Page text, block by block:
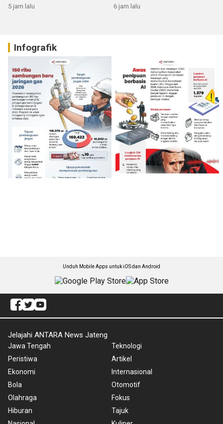
5 jam lalu 6 jam lalu
Infografik
Unduh Mobile Apps untuk iOS dan Android
Jelajahi ANTARA News Jateng
Jawa Tengah
Peristiwa
Ekonomi
Bola
Olahraga
Hiburan
Teknologi
Artikel
Internasional
Otomotif
Fokus
Tajuk